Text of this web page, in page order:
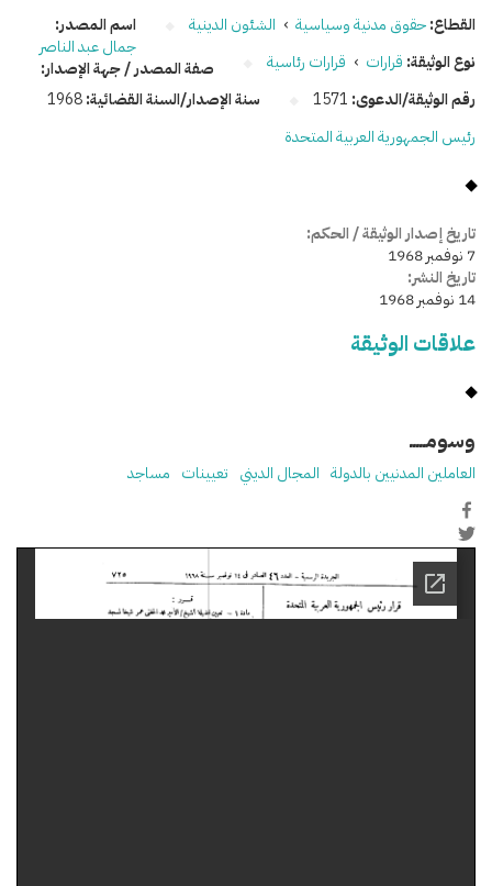
القطاع:حقوق مدنية وسياسية › الشئون الدينية
نوع الوثيقة: قرارات › قرارات رئاسية
رقم الوثيقة/الدعوى: 1571 سنة الإصدار/السنة القضائية:1968
اسم المصدر:
جمال عبد الناصر
صفة المصدر / جهة الإصدار:
رئيس الجمهورية العربية المتحدة
تاريخ إصدار الوثيقة / الحكم:
7 نوفمبر 1968
تاريخ النشر:
14 نوفمبر 1968
علاقات الوثيقة
وسومـــــ
العاملين المدنيين بالدولة المجال الديني تعيينات مساجد